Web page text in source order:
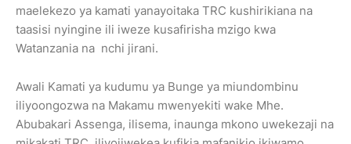
maelekezo ya kamati yanayoitaka TRC kushirikiana na
taasisi nyingine ili iweze kusafirisha mzigo kwa
Watanzania na nchi jirani.
Awali Kamati ya kudumu ya Bunge ya miundombinu
iliyoongozwa na Makamu mwenyekiti wake Mhe.
Abubakari Assenga, ilisema, inaunga mkono uwekezaji na